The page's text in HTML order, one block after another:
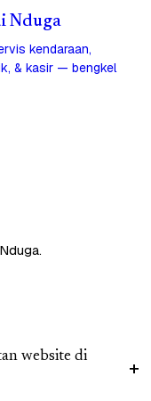
Nduga
kendaraan,
& kasir — bengkel
website di